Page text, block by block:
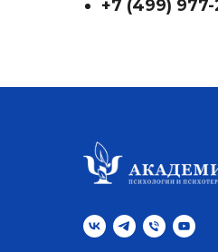
+7 (499) 977-